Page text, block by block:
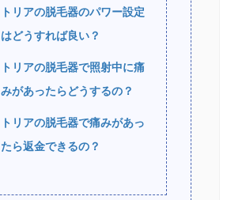
トリアの脱毛器のパワー設定
はどうすれば良い？
トリアの脱毛器で照射中に痛
みがあったらどうするの？
トリアの脱毛器で痛みがあっ
たら返金できるの？